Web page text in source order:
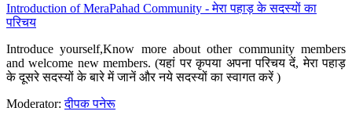
Introduction of MeraPahad Community - मेरा पहाड़ के सदस्यों का
परिचय
Introduce yourself,Know more about other community members
and welcome new members. (यहां पर कृपया अपना परिचय दें, मेरा पहाड़
के दूसरे सदस्यों के बारे में जानें और नये सदस्यों का स्वागत करें )
Moderator:दीपक पनेरू